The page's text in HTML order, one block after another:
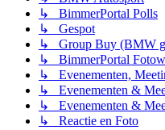
↳ BimmerPortal Polls
↳ Gespot
↳ Group Buy (BMW
↳ BimmerPortal
↳ Evenementen,
↳ Evenementen &
↳ Evenementen &
↳ Reactie en Foto